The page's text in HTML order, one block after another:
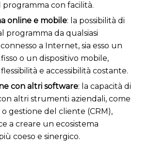
programma con facilità.
online e mobile: la possibilità di
programma da qualsiasi
a Internet, sia esso un
o un dispositivo mobile,
e accessibilità costante.
con altri software: la capacità di
altri strumenti aziendali, come
gestione del cliente (CRM),
a creare un ecosistema
coeso e sinergico.